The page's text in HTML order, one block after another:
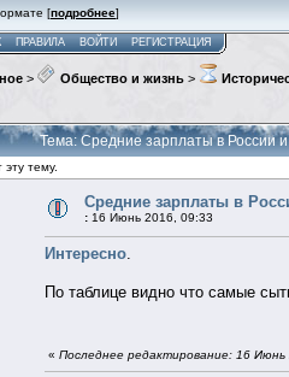
[подробнее]
ПРАВИЛА ВОЙТИ РЕГИСТРАЦИЯ
> Общество и жизнь >
Тема: Средние зарплаты в России
эту тему.
Средние зарплаты в
: 16 Июнь 2016, 09:33
Интересно.
По таблице видно что самые
« Последнее редактирование: 16